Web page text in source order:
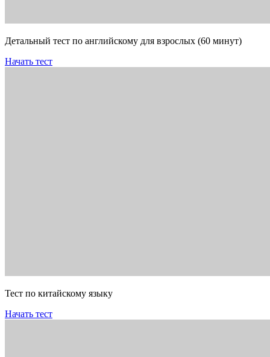
Детальный тест по английскому для взрослых (60 минут)
Начать тест
Тест по китайскому языку
Начать тест